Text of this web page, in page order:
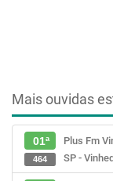
Mais ouvidas
01ª
Plus Fm
SP -
464